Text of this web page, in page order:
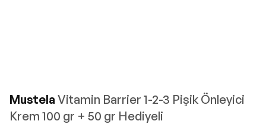
Mustela Vitamin Barrier 1-2-3 Pişik Önleyici
Krem 100 gr + 50 gr Hediyeli